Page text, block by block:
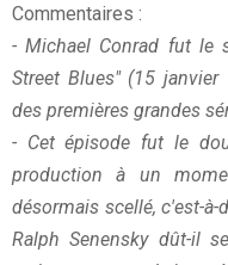
Commentaires :
- Michael Conrad fut le
Street Blues" (15
des premières grandes
- Cet épisode fut le
production à un
désormais scellé, c'est-
Ralph Senensky dût-il